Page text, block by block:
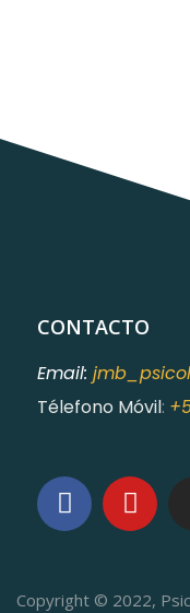
CONTACTO
Email:
Télefono Móvil:
Copyright © 2022,